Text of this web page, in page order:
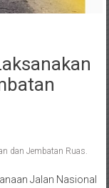
dan Jembatan Ruas.
Jalan Nasional